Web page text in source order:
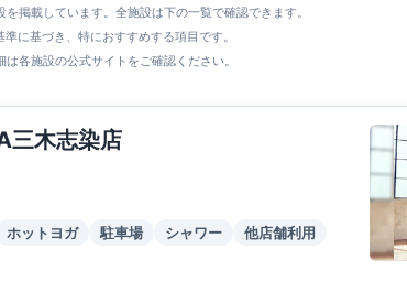
掲載しています。全施設は下の一覧で確認できます。
に基づき、特におすすめする項目です。
各施設の公式サイトをご確認ください。
三木志染店
ホットヨガ 駐車場 シャワー
他店舗利用